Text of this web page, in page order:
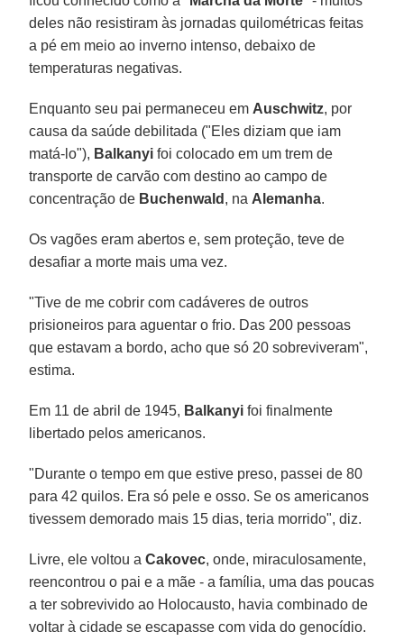
deles não resistiram às jornadas quilométricas feitas
a pé em meio ao inverno intenso, debaixo de
temperaturas negativas.
Enquanto seu pai permaneceu em Auschwitz, por
causa da saúde debilitada ("Eles diziam que iam
matá-lo"), Balkanyi foi colocado em um trem de
transporte de carvão com destino ao campo de
concentração de Buchenwald , na Alemanha.
Os vagões eram abertos e, sem proteção, teve de
desafiar a morte mais uma vez.
"Tive de me cobrir com cadáveres de outros
prisioneiros para aguentar o frio. Das 200 pessoas
que estavam a bordo, acho que só 20 sobreviveram",
estima.
Em 11 de abril de 1945, Balkanyi foi finalmente
libertado pelos americanos.
"Durante o tempo em que estive preso, passei de 80
para 42 quilos. Era só pele e osso. Se os americanos
tivessem demorado mais 15 dias, teria morrido", diz.
Livre, ele voltou aCakovec, onde, miraculosamente,
reencontrou o pai e a mãe - a família, uma das poucas
a ter sobrevivido ao Holocausto, havia combinado de
voltar à cidade se escapasse com vida do genocídio.